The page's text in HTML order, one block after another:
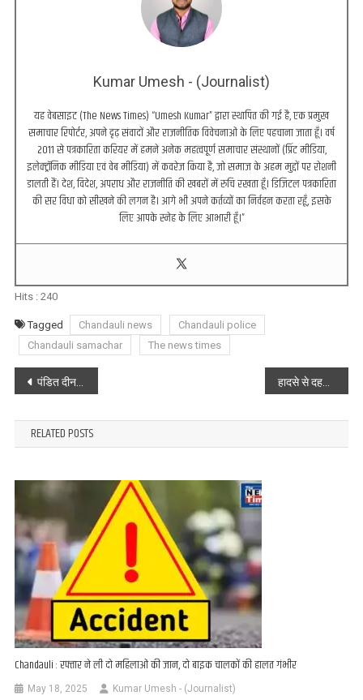
Kumar Umesh - (Journalist)
यह वेबसाइट (The News Times) “Umesh Kumar” द्वारा स्थापित की गई है, एक प्रमुख
समाचार रिपोर्टर, अपने दृढ़ संवादों और राजनीतिक विवेचनाओं के लिए पहचाना जाता हूँ। वर्ष
2011 से पत्रकारिता करियर में हमने अनेक महत्वपूर्ण समाचार संस्थानों (प्रिंट मीडिया,
इलेक्ट्रॉनिक मीडिया एवं वेब मीडिया) में कवरेज किया है, जो समाज के अहम मुद्दों पर रोशनी
डालती हैं। देश, विदेश, अपराध और राजनीति की खबरों में रुचि रखता हूँ। डिजिटल पत्रकारिता
की सर विधा को सीखने की लगन है। आगे भी अपने कर्तव्यों का निर्वहन करता रहूँ, इसके
लिए आपके स्नेह के लिए आभारी हूँ।”
Hits : 240
Tagged Chandauli news
Chandauli police
Chandauli samachar
The news times
Post
navigation
पंडित दीनदयाल उपाध्याय जंक्शन: डीलक्स शौचालय से बह रहा मलयुक्त पानी, संक्रमण फैलने का खतरा बढ़ा
RELATED POSTS
Chandauli : रफ्तार ने ली दो महिलाओं की जान, दो बाइक चालकों की हालत गंभीर
May 18, 2025 Kumar Umesh - (Journalist)